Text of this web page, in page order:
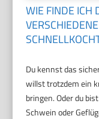
WIE FINDE ICH
Du kennst das
willst trotzdem ein
bringen. Oder du
Schwein oder